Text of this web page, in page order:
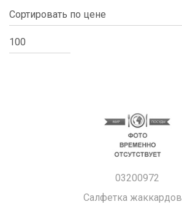
03200972
Салфетка